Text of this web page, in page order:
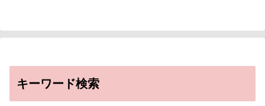
キーワード検索